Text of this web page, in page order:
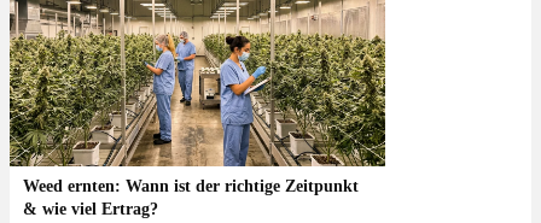
Weed ernten: Wann ist der richtige Zeitpunkt
& wie viel Ertrag?